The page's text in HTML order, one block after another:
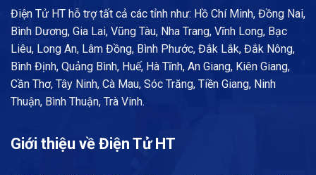
Điện Tử HT hỗ trợ tất cả các tỉnh như: Hồ Chí Minh, Đồng Nai,
Bình Dương, Gia Lai, Vũng Tàu, Nha Trang, Vĩnh Long, Bạc
Liêu, Long An, Lâm Đồng, Bình Phước, Đắk Lắk, Đắk Nông,
Bình Định, Quảng Bình, Huế, Hà Tĩnh, An Giang, Kiên Giang,
Cần Thơ, Tây Ninh, Cà Mau, Sóc Trăng, Tiền Giang, Ninh
Thuận, Bình Thuận, Trà Vinh.
Giới thiệu về Điện Tử HT